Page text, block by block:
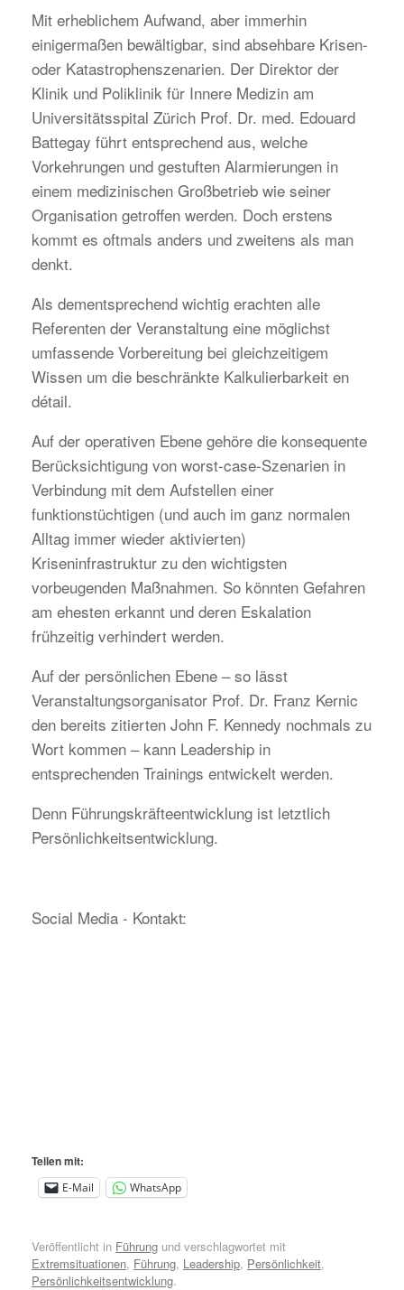
Mit erheblichem Aufwand, aber immerhin
einigermaßen bewältigbar, sind absehbare Krisen-
oder Katastrophenszenarien. Der Direktor der
Klinik und Poliklinik für Innere Medizin am
Universitätsspital Zürich Prof. Dr. med. Edouard
Battegay führt entsprechend aus, welche
Vorkehrungen und gestuften Alarmierungen in
einem medizinischen Großbetrieb wie seiner
Organisation getroffen werden. Doch erstens
kommt es oftmals anders und zweitens als man
denkt.
Als dementsprechend wichtig erachten alle
Referenten der Veranstaltung eine möglichst
umfassende Vorbereitung bei gleichzeitigem
Wissen um die beschränkte Kalkulierbarkeit en
détail.
Auf der operativen Ebene gehöre die konsequente
Berücksichtigung von worst-case-Szenarien in
Verbindung mit dem Aufstellen einer
funktionstüchtigen (und auch im ganz normalen
Alltag immer wieder aktivierten)
Kriseninfrastruktur zu den wichtigsten
vorbeugenden Maßnahmen. So könnten Gefahren
am ehesten erkannt und deren Eskalation
frühzeitig verhindert werden.
Auf der persönlichen Ebene – so lässt
Veranstaltungsorganisator Prof. Dr. Franz Kernic
den bereits zitierten John F. Kennedy nochmals zu
Wort kommen – kann Leadership in
entsprechenden Trainings entwickelt werden.
Denn Führungskräfteentwicklung ist letztlich
Persönlichkeitsentwicklung.
Social Media - Kontakt:
Teilen mit:
E-Mail WhatsApp
Veröffentlicht in Führung und verschlagwortet mit
Extremsituationen, Führung, Leadership, Persönlichkeit,
Persönlichkeitsentwicklung.